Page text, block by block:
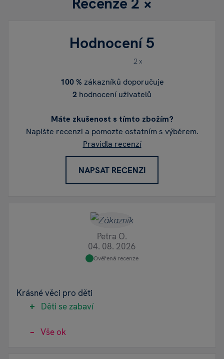
mladších 6 let. Obrázek je pouze ilustrační. Díky
produkty/součásti mohou mírně lišit od
informace pro pozdější použití. Než předáte
sadu dítěti, odstraňte veškeré obalové
Hodnocení5
2 x
100 % zákazníků doporučuje
2 hodnocení uživatelů
Máte zkušenost s tímto zbožím?
Napište recenzi a pomozte ostatním s výběrem.
Pravidla recenzí
NAPSAT RECENZI
Petra O.
04. 08. 2026
Ověřená recenze
Krásné věci pro děti
Děti se zabaví
Vše ok